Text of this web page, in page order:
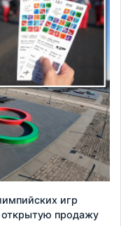
игр
открытую продажу